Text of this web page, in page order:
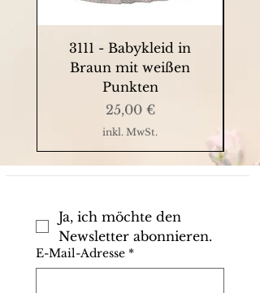
3111 - Babykleid in
Braun mit weißen
Punkten
Preis
25,00 €
inkl. MwSt.
Ja, ich möchte den
Newsletter abonnieren.
E-Mail-Adresse *